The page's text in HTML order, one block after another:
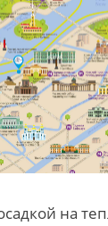
на